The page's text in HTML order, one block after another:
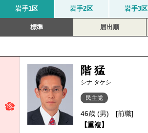
岩手1区 岩手2区 岩手3区
標準 届出順
階 猛
シナ タケシ
民主党
46歳 (男)
[前職]
【重複】